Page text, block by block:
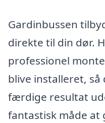
Gardinbussen
direkte til din dør.
professionel
blive installeret, så
færdige resultat
fantastisk måde at